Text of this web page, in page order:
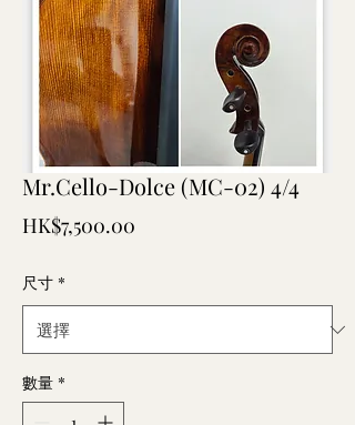
Mr.Cello-Dolce (MC-02) 4/4
HK$7,500.00
尺寸 *
數量 *